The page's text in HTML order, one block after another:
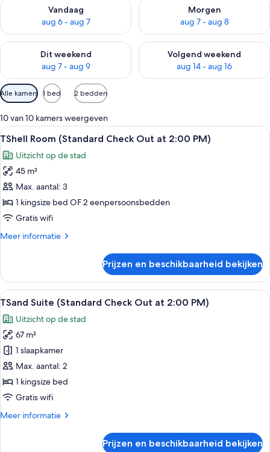
Vandaag
aug 6 - aug 7
De beschikbaarheid controleren voor vanavond aug 6 - aug 7
Morgen
aug 7 - aug 8
De beschikbaarheid
Dit weekend
aug 7 - aug 9
De beschikbaarheid controleren voor dit weekend aug 7 -
Volgend weekend
aug 14 - aug 16
De beschikbaarheid
Beschikbare
filters
voor
kamers
Alle kamers 1 bed 2 bedden
10 van 10 kamers weergeven
Alle
foto's
voor
TShell
Room
(Standard
Check
at
laden
Een hotelkamer met een bed, een
7
TShell Room (Standard Check Out at 2:00 PM)
Uitzicht op de stad
45 m²
Max. aantal: 3
1 kingsize bed OF 2 eenpersoonsbedden
Gratis wifi
Meer informatie
Meer
Room
(Standard
Check
at
2:00
PM)
Prijzen en beschikbaarheid bekijken
Alle
foto's
voor
TSand
Suite
(Standard
Check
Out
2:00
Een moderne hotelkamer met een
8
TSand Suite (Standard Check Out at 2:00 PM)
Uitzicht op de stad
67 m²
1 slaapkamer
Max. aantal: 2
1 kingsize bed
Gratis wifi
Meer informatie
Meer
Prijzen en beschikbaarheid bekijken